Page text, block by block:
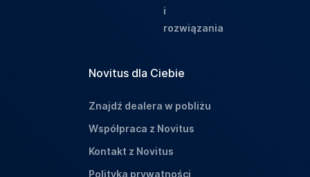
i
rozwiązania
Novitus dla Ciebie
Znajdź dealera w pobliżu
Współpraca z Novitus
Kontakt z Novitus
Polityka prywatności